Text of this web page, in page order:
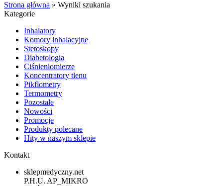
Strona główna » Wyniki szukania
Kategorie
Inhalatory
Komory inhalacyjne
Stetoskopy
Diabetologia
Ciśnieniomierze
Koncentratory tlenu
Pikflometry
Termometry
Pozostałe
Nowości
Promocje
Produkty polecane
Hity w naszym sklepie
Kontakt
sklepmedyczny.net
P.H.U. AP_MIKRO